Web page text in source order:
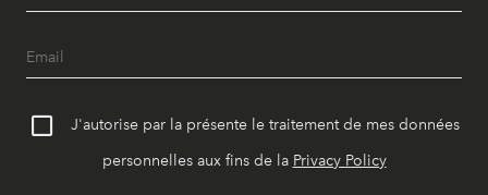
J'autorise par la présente le traitement de mes données
personnelles aux fins de la Privacy Policy